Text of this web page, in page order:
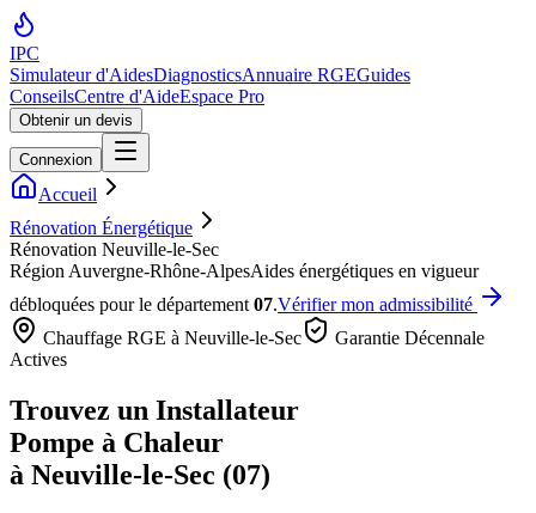
IPC
Simulateur d'AidesDiagnosticsAnnuaire RGEGuides
ConseilsCentre d'AideEspace Pro
Obtenir un devis
Connexion
Accueil
Rénovation Énergétique
Rénovation Neuville-le-Sec
Région Auvergne-Rhône-AlpesAides énergétiques en vigueur
débloquées pour le département 07.Vérifier mon admissibilité
Chauffage RGE à Neuville-le-Sec
Garantie Décennale
Actives
Trouvez un Installateur
Pompe à Chaleur
à Neuville-le-Sec (07)